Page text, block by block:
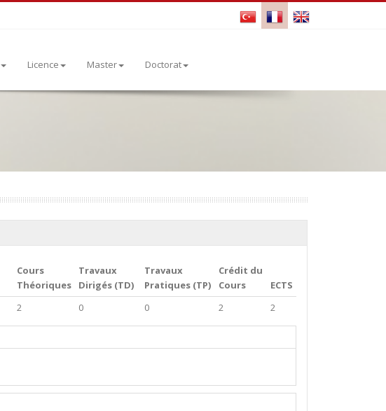
Licence Master Doctorat
Cours
Théoriques
Travaux
Dirigés (TD)
Travaux
Pratiques (TP)
Crédit du
Cours
ECTS
2 0 0 2 2